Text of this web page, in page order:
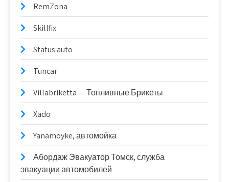
RemZona
Skillfix
Status auto
Tuncar
Villabriketta — Топливные Брикеты
Xado
Yanamoyke, автомойка
Абордаж Эвакуатор Томск, служба
эвакуации автомобилей